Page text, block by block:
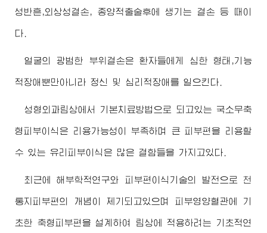
성반흔,외상성결손, 종양적출술후에 생기는 결손 등 때이
다.
얼굴의 광범한 부위결손은 환자들에게 심한 형태,기능
적장애뿐만아니라 정신 및 심리적장애를 일으킨다.
성형외과림상에서 기본치료방법으로 되고있는 국소무축
형피부이식은 리용가능성이 부족하며 큰 피부편을 리용할
수 있는 유리피부이식은 많은 결함들을 가지고있다.
최근에 해부학적연구와 피부편이식기술의 발전으로 천
통지피부편의 개념이 제기되고있으며 피부영양혈관에 기
초한 축형피부편을 설계하여 림상에 적용하려는 기초적연